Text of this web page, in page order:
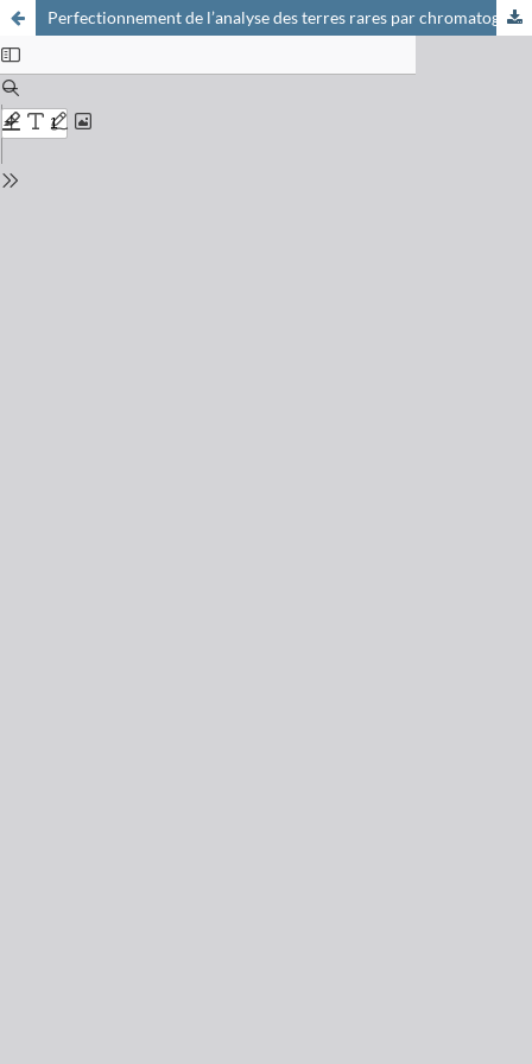
Perfectionnement de l’analyse des terres rares par chromatographie de déplacement sur échangeurs d’ions